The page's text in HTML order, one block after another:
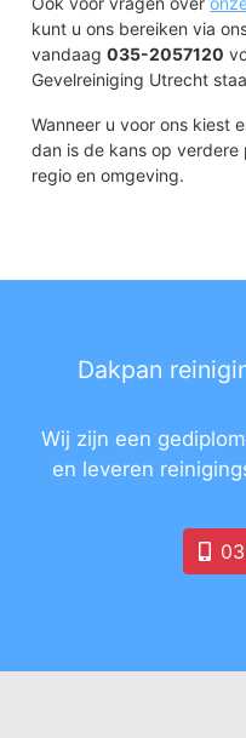
kunt u ons bereiken via
vandaag035-2057120
Gevelreiniging Utrecht
Wanneer u voor ons kiest
dan is de kans op
regio en omgeving.
Dakpan
Wij zijn een
en leveren